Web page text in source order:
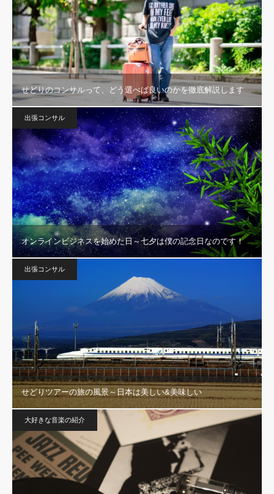
せどりのコンサルって、どう選べば良いのかを徹底解説します
出張コンサル
オンラインビジネスを始めた日～七夕は僕の記念日なのです！
出張コンサル
せどりツアーの旅の風景～日本は美しい&美味しい
大好きな音楽の紹介